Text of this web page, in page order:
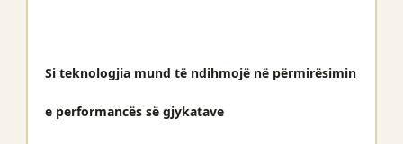
Si teknologjia mund të ndihmojë në përmirësimin
e performancës së gjykatave